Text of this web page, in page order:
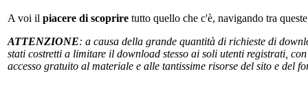
A voi il piacere di scoprire tutto quello che c'è, navigando tra
ATTENZIONE: a causa della grande quantità di richieste di
stati costretti a limitare il download stesso ai soli utenti registrati,
accesso gratuito al materiale e alle tantissime risorse del sito e